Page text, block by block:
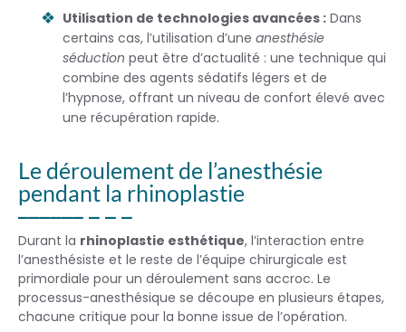
Utilisation de technologies avancées : Dans
certains cas, l’utilisation d’une anesthésie
séduction peut être d’actualité : une technique qui
combine des agents sédatifs légers et de
l’hypnose, offrant un niveau de confort élevé avec
une récupération rapide.
Le déroulement de l’anesthésie
pendant la rhinoplastie
Durant la rhinoplastie esthétique, l’interaction entre
l’anesthésiste et le reste de l’équipe chirurgicale est
primordiale pour un déroulement sans accroc. Le
processus-anesthésique se découpe en plusieurs étapes,
chacune critique pour la bonne issue de l’opération.